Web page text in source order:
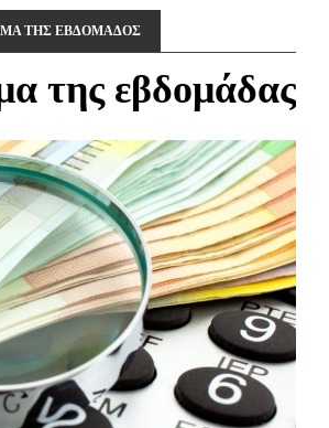
ΤΗΣ ΕΒΔΟΜΑΔΟΣ
της εβδομάδας